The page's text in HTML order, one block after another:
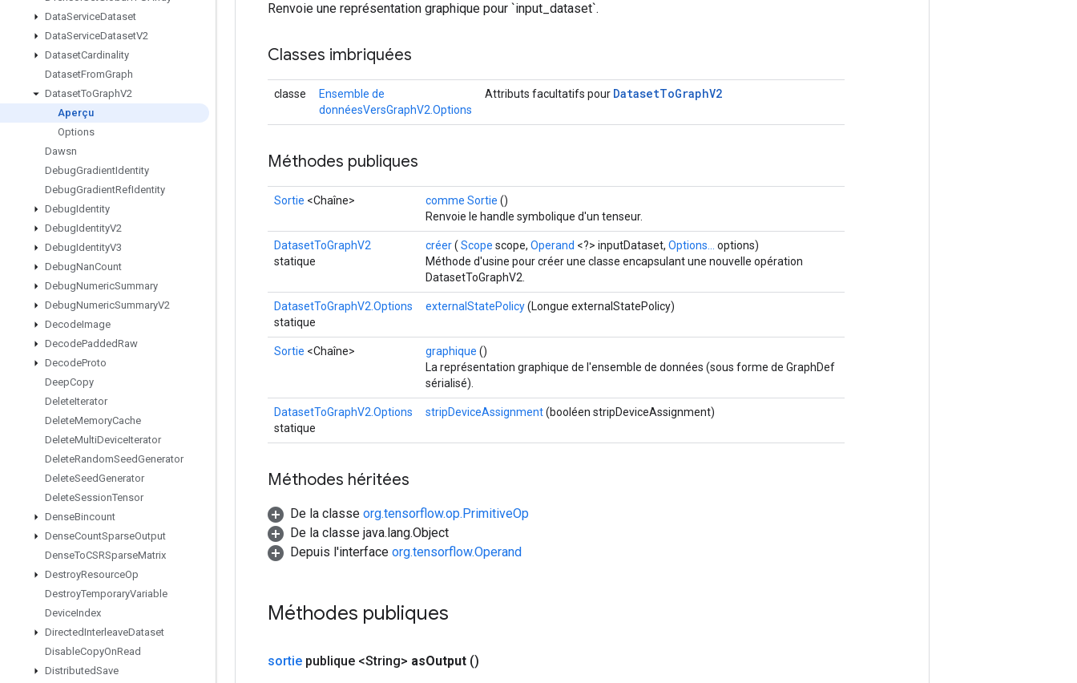
DataServiceDataset
DataServiceDatasetV2
DatasetCardinality
DatasetFromGraph
DatasetToGraphV2
Aperçu
Options
Dawsn
DebugGradientIdentity
DebugGradientRefIdentity
DebugIdentity
DebugIdentityV2
DebugIdentityV3
DebugNanCount
DebugNumericSummary
DebugNumericSummaryV2
DecodeImage
DecodePaddedRaw
DecodeProto
DeepCopy
DeleteIterator
DeleteMemoryCache
DeleteMultiDeviceIterator
DeleteRandomSeedGenerator
DeleteSeedGenerator
DeleteSessionTensor
DenseBincount
DenseCountSparseOutput
DenseToCSRSparseMatrix
DestroyResourceOp
DestroyTemporaryVariable
DeviceIndex
DirectedInterleaveDataset
DisableCopyOnRead
DistributedSave
Renvoie une représentation graphique pour `input_dataset`.
Classes imbriquées
classe
Ensemble de
donnéesVersGraphV2.Options
Attributs facultatifs pour DatasetToGraphV2
Méthodes publiques
Sortie <Chaîne> comme Sortie ()
Renvoie le handle symbolique d'un tenseur.
DatasetToGraphV2
statique
créer( Scope scope, Operand <?> inputDataset, Options...
options)
Méthode d'usine pour créer une classe encapsulant une nouvelle opération
DatasetToGraphV2.
DatasetToGraphV2.Options
statique
externalStatePolicy(Longue externalStatePolicy)
Sortie <Chaîne> graphique ()
La représentation graphique de l'ensemble de données (sous forme de GraphDef
sérialisé).
DatasetToGraphV2.Options
statique
stripDeviceAssignment(booléen stripDeviceAssignment)
Méthodes héritées
De la classe org.tensorflow.op.PrimitiveOp
De la classe java.lang.Object
Depuis l'interface org.tensorflow.Operand
Méthodes publiques
sortie publique <String> asOutput ()